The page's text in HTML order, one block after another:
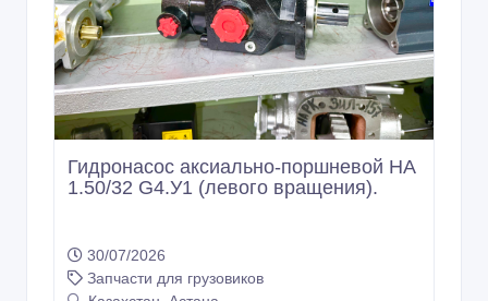
Гидронасос аксиально-поршневой НА
1.50/32 G4.У1 (левого вращения).
30/07/2026
Запчасти для грузовиков